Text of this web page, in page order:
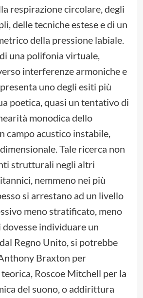
respirazione circolare, degli
delle tecniche estese e di un
della pressione labiale.
una polifonia virtuale,
interferenze armoniche e
uno degli esiti più
poetica, quasi un tentativo di
monodica dello
campo acustico instabile,
Tale ricerca non
strutturali negli altri
nemmeno nei più
si arrestano ad un livello
meno stratificato, meno
dovesse individuare un
Regno Unito, si potrebbe
Braxton per
Roscoe Mitchell per la
del suono, o addirittura